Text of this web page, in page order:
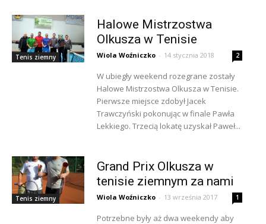
Tenis ziemny
Halowe Mistrzostwa
Olkusza w Tenisie
Wiola Woźniczko - 14 stycznia 2018 2
W ubiegły weekend rozegrane zostały
Halowe Mistrzostwa Olkusza w Tenisie.
Pierwsze miejsce zdobył Jacek
Trawczyński pokonując w finale Pawła
Lekkiego. Trzecią lokatę uzyskał Paweł...
Tenis ziemny
Grand Prix Olkusza w
tenisie ziemnym za nami
Wiola Woźniczko - 13 września 2017 1
Potrzebne były aż dwa weekendy aby